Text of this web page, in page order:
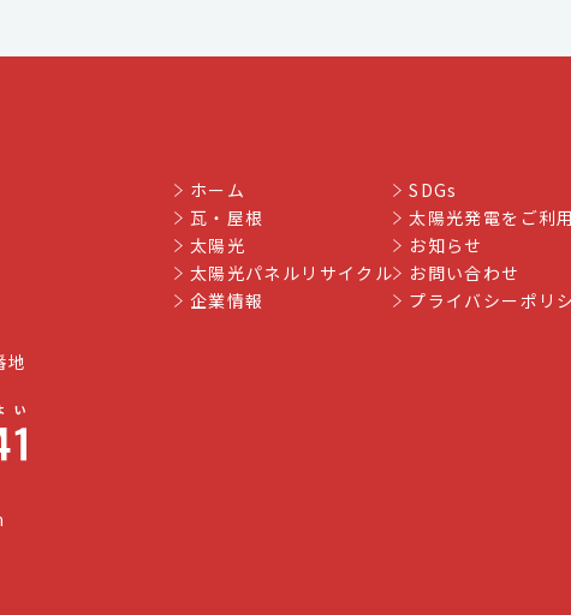
地
ホーム
瓦・屋根
太陽光
太陽光パネルリサイクル
企業情報
SDGs
太陽光発電をご利
お知らせ
お問い合わせ
プライバシーポリ